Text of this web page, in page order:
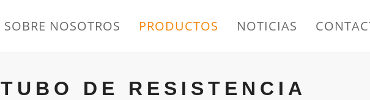
SOBRE NOSOTROS PRODUCTOS NOTICIAS
TUBO DE RESISTENCIA